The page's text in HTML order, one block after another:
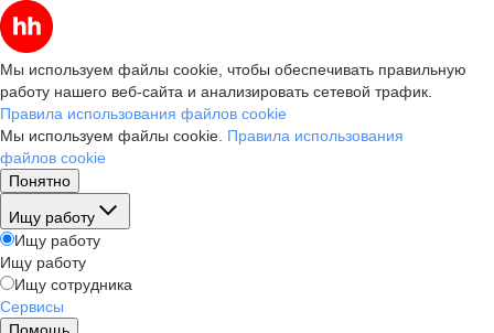
Мы используем файлы cookie, чтобы обеспечивать правильную
работу нашего веб-сайта и анализировать сетевой трафик.
Правила использования файлов cookie
Мы используем файлы cookie. Правила использования
файлов cookie
Понятно
Ищу работу
Ищу работу
Ищу работу
Ищу сотрудника
Сервисы